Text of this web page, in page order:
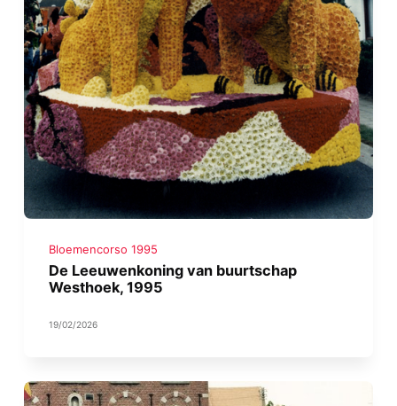
Bloemencorso 1995
De Leeuwenkoning van buurtschap
Westhoek, 1995
19/02/2026